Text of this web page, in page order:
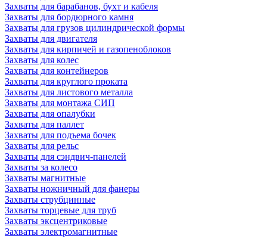
Захваты для барабанов, бухт и кабеля
Захваты для бордюрного камня
Захваты для грузов цилиндрической формы
Захваты для двигателя
Захваты для кирпичей и газопеноблоков
Захваты для колес
Захваты для контейнеров
Захваты для круглого проката
Захваты для листового металла
Захваты для монтажа СИП
Захваты для опалубки
Захваты для паллет
Захваты для подъема бочек
Захваты для рельс
Захваты для сэндвич-панелей
Захваты за колесо
Захваты магнитные
Захваты ножничный для фанеры
Захваты струбцинные
Захваты торцевые для труб
Захваты эксцентриковые
Захваты электромагнитные